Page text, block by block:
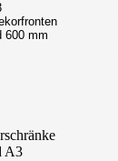
600 mm